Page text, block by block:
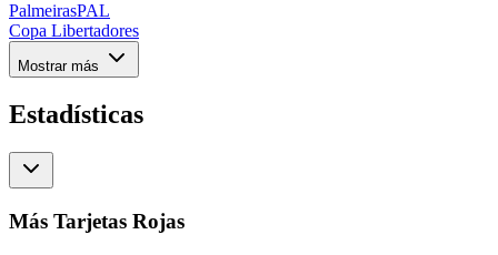
PalmeirasPAL
Copa Libertadores
Mostrar más
Estadísticas
Más Tarjetas Rojas